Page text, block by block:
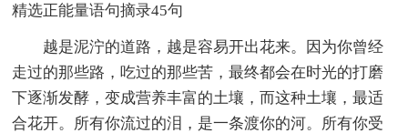
精选正能量语句摘录45句
越是泥泞的道路，越是容易开出花来。因为你曾经
走过的那些路，吃过的那些苦，最终都会在时光的打磨
下逐渐发酵，变成营养丰富的土壤，而这种土壤，最适
合花开。所有你流过的泪，是一条渡你的河。所有你受